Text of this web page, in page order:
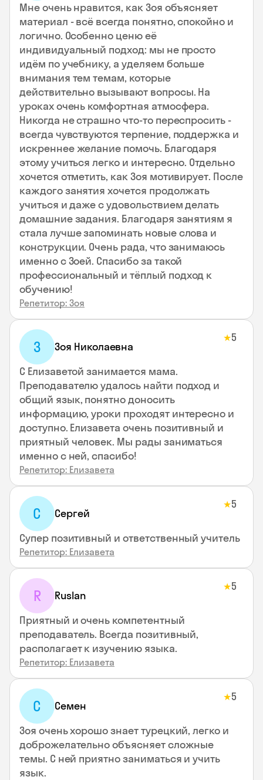
Мне очень нравится, как Зоя объясняет
материал - всё всегда понятно, спокойно и
логично. Особенно ценю её
индивидуальный подход: мы не просто
идём по учебнику, а уделяем больше
внимания тем темам, которые
действительно вызывают вопросы. На
уроках очень комфортная атмосфера.
Никогда не страшно что-то переспросить -
всегда чувствуются терпение, поддержка и
искреннее желание помочь. Благодаря
этому учиться легко и интересно. Отдельно
хочется отметить, как Зоя мотивирует. После
каждого занятия хочется продолжать
учиться и даже с удовольствием делать
домашние задания. Благодаря занятиям я
стала лучше запоминать новые слова и
конструкции. Очень рада, что занимаюсь
именно с Зоей. Спасибо за такой
профессиональный и тёплый подход к
обучению!
Репетитор: Зоя
З Зоя Николаевна
★5
С Елизаветой занимается мама.
Преподавателю удалось найти подход и
общий язык, понятно доносить
информацию, уроки проходят интересно и
доступно. Елизавета очень позитивный и
приятный человек. Мы рады заниматься
именно с ней, спасибо!
Репетитор: Елизавета
С Сергей
★5
Супер позитивный и ответственный учитель
Репетитор: Елизавета
R Ruslan
★5
Приятный и очень компетентный
преподаватель. Всегда позитивный,
располагает к изучению языка.
Репетитор: Елизавета
С Семен
★5
Зоя очень хорошо знает турецкий, легко и
доброжелательно объясняет сложные
темы. С ней приятно заниматься и учить
язык.